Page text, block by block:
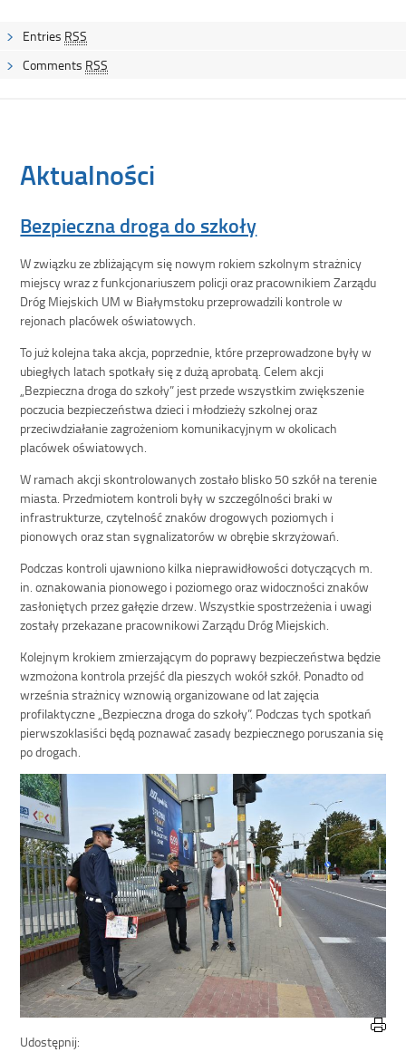
Entries RSS
Comments RSS
Aktualności
Bezpieczna droga do szkoły
W związku ze zbliżającym się nowym rokiem szkolnym strażnicy
miejscy wraz z funkcjonariuszem policji oraz pracownikiem Zarządu
Dróg Miejskich UM w Białymstoku przeprowadzili kontrole w
rejonach placówek oświatowych.
To już kolejna taka akcja, poprzednie, które przeprowadzone były w
ubiegłych latach spotkały się z dużą aprobatą. Celem akcji
„Bezpieczna droga do szkoły” jest przede wszystkim zwiększenie
poczucia bezpieczeństwa dzieci i młodzieży szkolnej oraz
przeciwdziałanie zagrożeniom komunikacyjnym w okolicach
placówek oświatowych.
W ramach akcji skontrolowanych zostało blisko 50 szkół na terenie
miasta. Przedmiotem kontroli były w szczególności braki w
infrastrukturze, czytelność znaków drogowych poziomych i
pionowych oraz stan sygnalizatorów w obrębie skrzyżowań.
Podczas kontroli ujawniono kilka nieprawidłowości dotyczących m.
in. oznakowania pionowego i poziomego oraz widoczności znaków
zasłoniętych przez gałęzie drzew. Wszystkie spostrzeżenia i uwagi
zostały przekazane pracownikowi Zarządu Dróg Miejskich.
Kolejnym krokiem zmierzającym do poprawy bezpieczeństwa będzie
wzmożona kontrola przejść dla pieszych wokół szkół. Ponadto od
września strażnicy wznowią organizowane od lat zajęcia
profilaktyczne „Bezpieczna droga do szkoły”. Podczas tych spotkań
pierwszoklasiści będą poznawać zasady bezpiecznego poruszania się
po drogach.
Udostępnij: